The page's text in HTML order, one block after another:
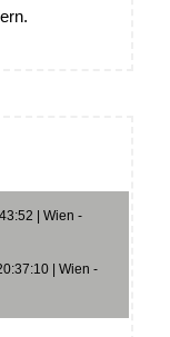
| Wien -
| Wien -